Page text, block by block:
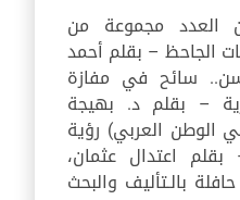
العدد مجموعة من
الجاحظ – بقلم أحمد
سائح في مفازة
– بقلم د. بهيجة
الوطن العربي) رؤية
اعتدال عثمان،
بالـتأليف والبحث